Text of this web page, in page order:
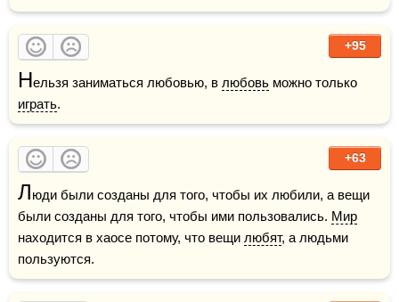
+95
Нельзя заниматься любовью, в любовь
играть.
+63
Люди были созданы для того, чтобы их любили, а вещи
были созданы для того, чтобы ими пользовались. Мир
находится в хаосе потому, что вещи любят, а людьми
пользуются.